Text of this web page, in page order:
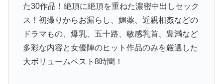
た30作品！絶頂に絶頂を重ねた濃密中出しセック
ス！初撮りからお漏らし、媚薬、近親相姦などの
ドラマもの、爆乳、五十路、敏感乳首、豊満など
多彩な内容と女優陣のヒット作品のみを厳選した
大ボリュームベスト8時間！